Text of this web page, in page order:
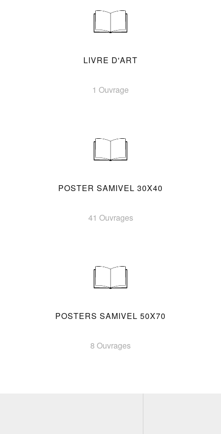
LIVRE D'ART
1 Ouvrage
POSTER SAMIVEL 30X40
41 Ouvrages
POSTERS SAMIVEL 50X70
8 Ouvrages